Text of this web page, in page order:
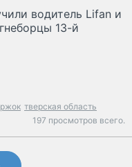
водитель Lifan и
13-й
тверская область
197 просмотров всего.